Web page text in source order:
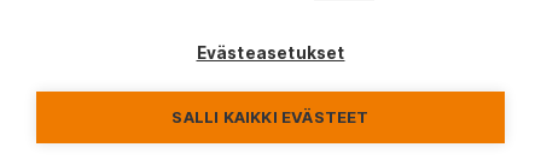
© Rau­ta­poh­ja Oy (2022)
Evästeasetukset
SALLI KAIKKI EVÄSTEET